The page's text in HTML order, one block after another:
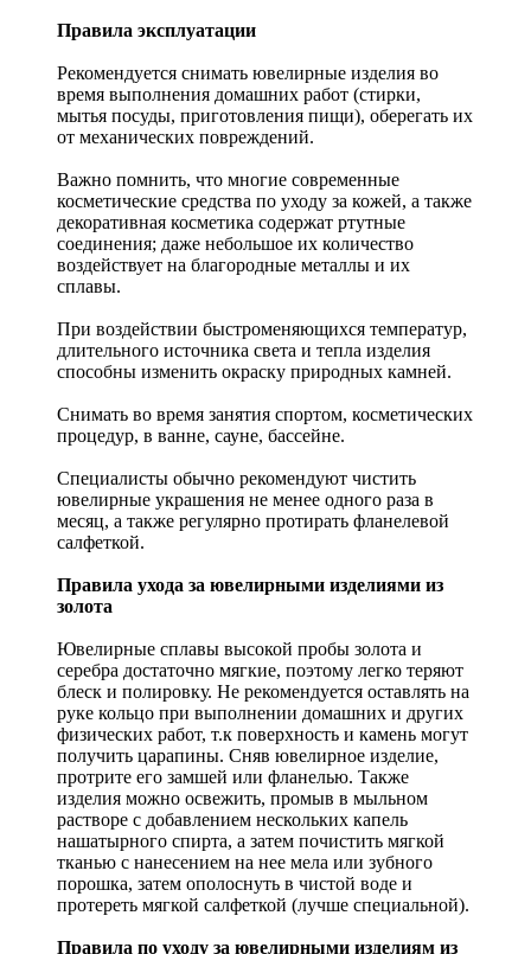
Правила эксплуатации
Рекомендуется снимать ювелирные изделия во
время выполнения домашних работ (стирки,
мытья посуды, приготовления пищи), оберегать их
от механических повреждений.
Важно помнить, что многие современные
косметические средства по уходу за кожей, а также
декоративная косметика содержат ртутные
соединения; даже небольшое их количество
воздействует на благородные металлы и их
сплавы.
При воздействии быстроменяющихся температур,
длительного источника света и тепла изделия
способны изменить окраску природных камней.
Снимать во время занятия спортом, косметических
процедур, в ванне, сауне, бассейне.
Специалисты обычно рекомендуют чистить
ювелирные украшения не менее одного раза в
месяц, а также регулярно протирать фланелевой
салфеткой.
Правила ухода за ювелирными изделиями из
золота
Ювелирные сплавы высокой пробы золота и
серебра достаточно мягкие, поэтому легко теряют
блеск и полировку. Не рекомендуется оставлять на
руке кольцо при выполнении домашних и других
физических работ, т.к поверхность и камень могут
получить царапины. Сняв ювелирное изделие,
протрите его замшей или фланелью. Также
изделия можно освежить, промыв в мыльном
растворе с добавлением нескольких капель
нашатырного спирта, а затем почистить мягкой
тканью с нанесением на нее мела или зубного
порошка, затем ополоснуть в чистой воде и
протереть мягкой салфеткой (лучше специальной).
Правила по уходу за ювелирными изделиям из